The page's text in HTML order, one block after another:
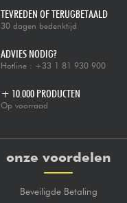
TEVREDEN OF TERUGBETAALD
30 dagen bedenktijd
ADVIES NODIG?
Hotline : +33 1 81 930 900
+ 10.000 PRODUCTEN
Op voorraad
onze voordelen
Beveiligde Betaling